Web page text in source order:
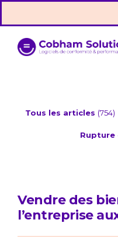
Tous les articles (754)
Vendre des
l’entreprise